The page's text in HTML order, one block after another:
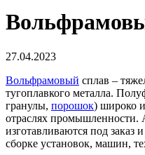
27.04.2023
Вольфрамовый сплав –
тугоплавкого металла.
гранулы, порошок) широко
отраслях промышленности.
изготавливаются под заказ
сборке установок, машин,